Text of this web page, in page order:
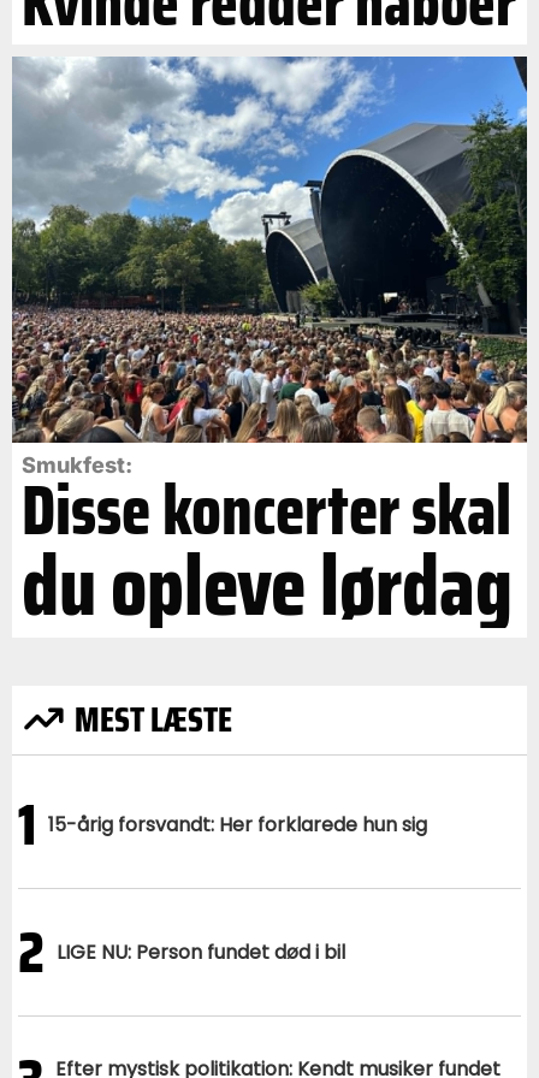
Smukfest:
Disse koncerter skal
du opleve lørdag
MEST LÆSTE
1 15-årig forsvandt: Her forklarede hun sig
2 LIGE NU: Person fundet død i bil
Efter mystisk politikation: Kendt musiker fundet